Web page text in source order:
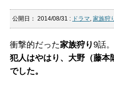
公開日： 2014/08/31 : ドラマ, 家族狩
衝撃的だった家族狩り9話。
犯人はやはり、大野（藤本
でした。